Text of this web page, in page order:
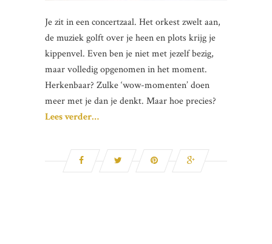
Je zit in een concertzaal. Het orkest zwelt aan,
de muziek golft over je heen en plots krijg je
kippenvel. Even ben je niet met jezelf bezig,
maar volledig opgenomen in het moment.
Herkenbaar? Zulke ‘wow-momenten’ doen
meer met je dan je denkt. Maar hoe precies?
Lees verder…